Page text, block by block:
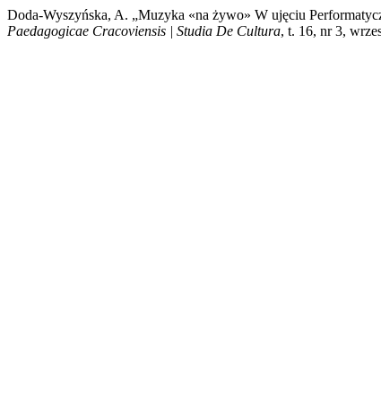
Doda-Wyszyńska, A. „Muzyka «na żywo» W ujęciu
Paedagogicae Cracoviensis | Studia De Cultura, t. 16, nr 3,